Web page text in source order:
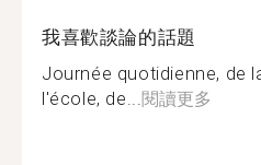
我喜歡談論的話題
Journée quotidienne, de
l'école, de...閱讀更多